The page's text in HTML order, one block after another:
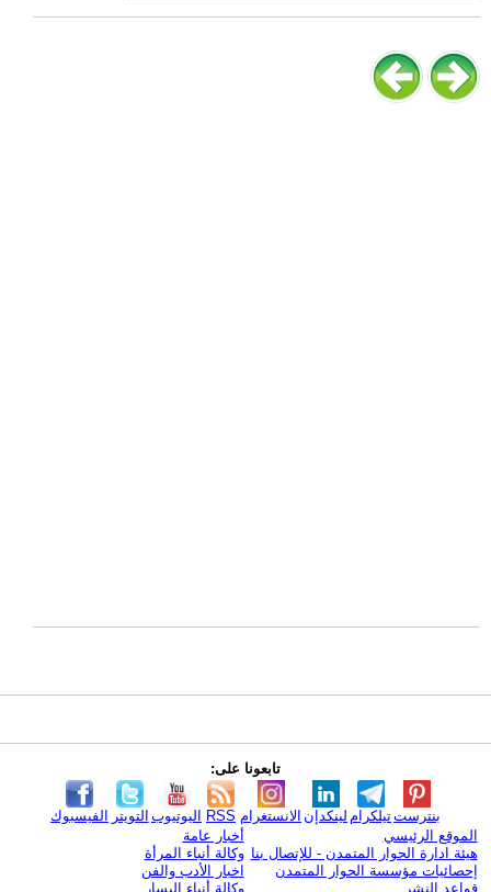
تابعونا على:
الفيسبوك التويتر اليوتيوب RSS الانستغرام لينكدإن تيلكرامبنترست
الموقع الرئيسي
هيئة ادارة الحوار المتمدن - للإتصال بنا
إحصائيات مؤسسة الحوار المتمدن
قواعد النشر
أخبار عامة
وكالة أنباء المرأة
اخبار الأدب والفن
وكالة أنباء اليسار